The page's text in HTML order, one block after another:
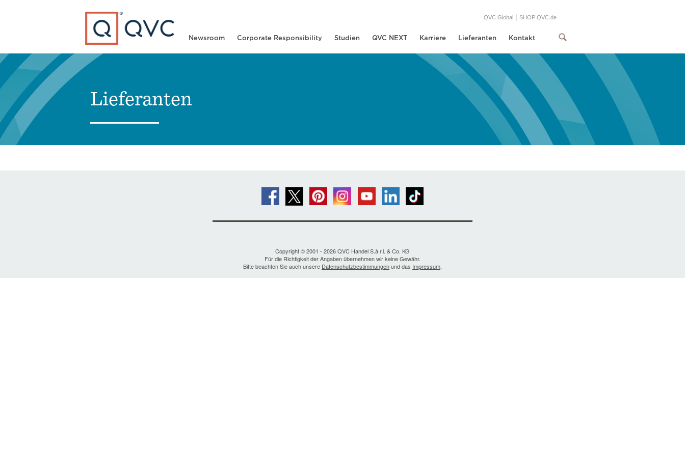
Newsroom Corporate Responsibility Studien QVC NEXT Karriere Lieferanten Kontakt
QVC Global | SHOP QVC.de
Type to search
Lieferanten
Copyright © 2001 - 2026 QVC Handel S.à r.l. & Co. KG
Für die Richtigkeit der Angaben übernehmen wir keine Gewähr.
Bitte beachten Sie auch unsere Datenschutzbestimmungenund das Impressum.